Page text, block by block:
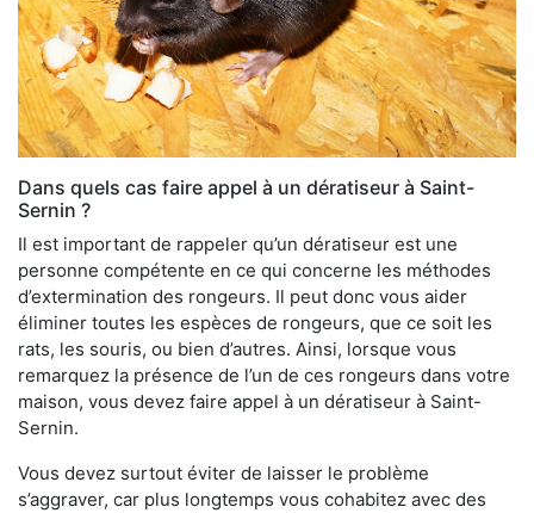
Dans quels cas faire appel à un dératiseur à Saint-
Sernin ?
Il est important de rappeler qu’un dératiseur est une
personne compétente en ce qui concerne les méthodes
d’extermination des rongeurs. Il peut donc vous aider
éliminer toutes les espèces de rongeurs, que ce soit les
rats, les souris, ou bien d’autres. Ainsi, lorsque vous
remarquez la présence de l’un de ces rongeurs dans votre
maison, vous devez faire appel à un dératiseur à Saint-
Sernin.
Vous devez surtout éviter de laisser le problème
s’aggraver, car plus longtemps vous cohabitez avec des